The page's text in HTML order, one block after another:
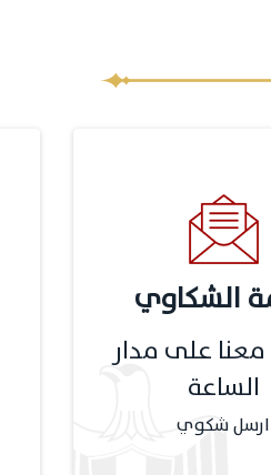
الشكاوي
على مدار
الساعة
ارسل شكوي